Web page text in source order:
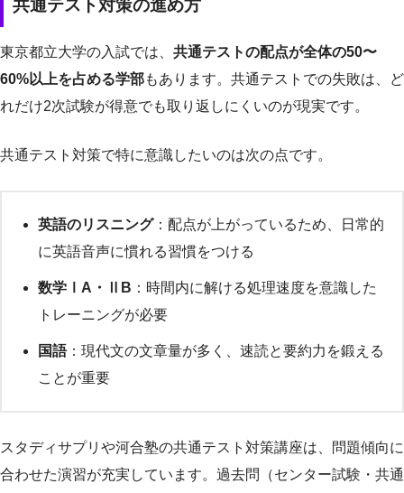
共通テスト対策の進め方
東京都立大学の入試では、 共通テストの配点が全体の50〜
60%以上を占める学部もあります。共通テストでの失敗は、ど
れだけ2次試験が得意でも取り返しにくいのが現実です。
共通テスト対策で特に意識したいのは次の点です。
英語のリスニング：配点が上がっているため、日常的
に英語音声に慣れる習慣をつける
数学ⅠA・ⅡB ：時間内に解ける処理速度を意識した
トレーニングが必要
国語：現代文の文章量が多く、速読と要約力を鍛える
ことが重要
スタディサプリや河合塾の共通テスト対策講座は、問題傾向に
合わせた演習が充実しています。過去問（センター試験・共通